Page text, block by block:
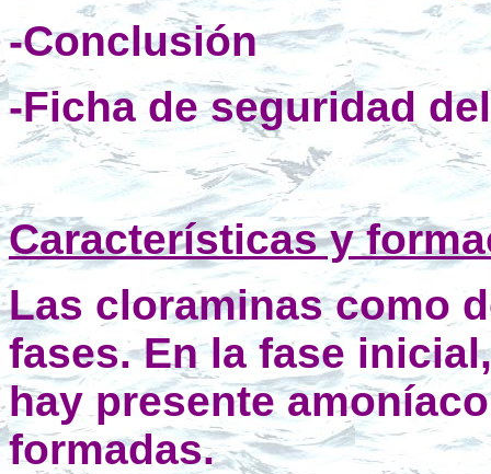
-Conclusión
-Ficha de seguridad
Características y
Las cloraminas como
fases. En la fase
hay presente
formadas.